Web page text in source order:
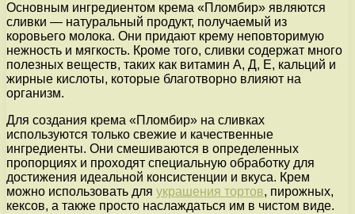
Основным ингредиентом крема «Пломбир» являются
сливки — натуральный продукт, получаемый из
коровьего молока. Они придают крему неповторимую
нежность и мягкость. Кроме того, сливки содержат много
полезных веществ, таких как витамин А, Д, Е, кальций и
жирные кислоты, которые благотворно влияют на
организм.
Для создания крема «Пломбир» на сливках
используются только свежие и качественные
ингредиенты. Они смешиваются в определенных
пропорциях и проходят специальную обработку для
достижения идеальной консистенции и вкуса. Крем
можно использовать для украшения тортов, пирожных,
кексов, а также просто наслаждаться им в чистом виде.